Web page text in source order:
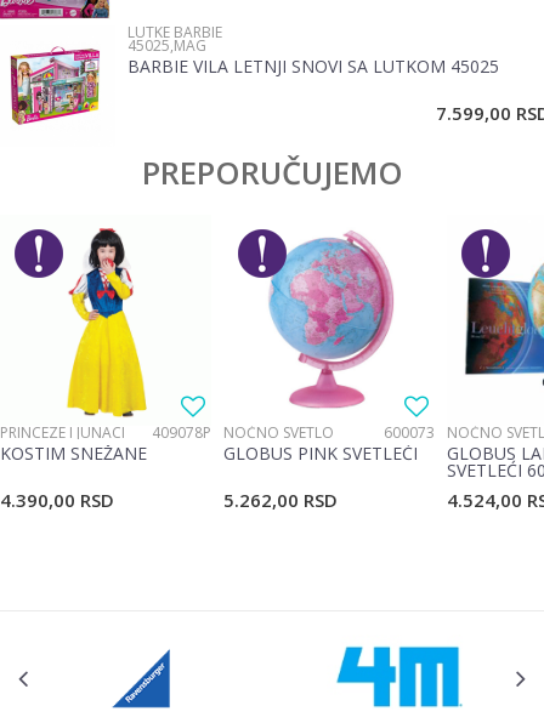
LUTKE BARBIE
45025,MAG
BARBIE VILA LETNJI SNOVI SA LUTKOM 45025
7.599,00
PREPORUČUJEMO
PRINCEZE I JUNACI 409078P
KOSTIM SNEŽANE
4.390,00 RSD
NOĆNO SVETLO 600073
GLOBUS PINK SVETLEĆI
5.262,00 RSD
NOĆNO
GLOBUS
SVETLEĆI
4.524,00